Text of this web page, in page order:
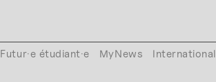
Futur·e étudiant·e MyNews International